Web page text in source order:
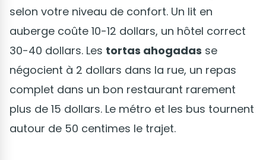
selon votre niveau de confort. Un lit en
auberge coûte 10-12 dollars, un hôtel correct
30-40 dollars. Les tortas ahogadas se
négocient à 2 dollars dans la rue, un repas
complet dans un bon restaurant rarement
plus de 15 dollars. Le métro et les bus tournent
autour de 50 centimes le trajet.